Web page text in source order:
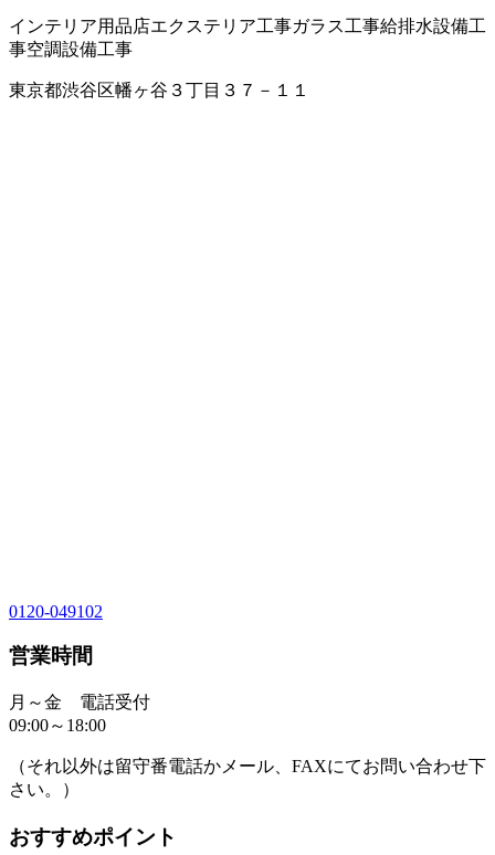
インテリア用品店エクステリア工事ガラス工事給排水設備工
事空調設備工事
東京都渋谷区幡ヶ谷３丁目３７－１１
0120-049102
営業時間
月～金 電話受付
09:00～18:00
（それ以外は留守番電話かメール、FAXにてお問い合わせ下
さい。）
おすすめポイント